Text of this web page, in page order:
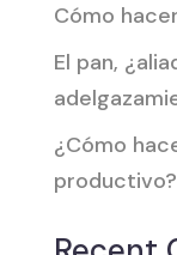
Cómo
El pan,
¿Cómo